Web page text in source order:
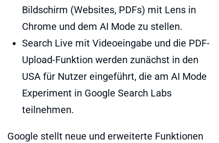
Bildschirm (Websites, PDFs) mit Lens in
Chrome und dem AI Mode zu stellen.
Search Live mit Videoeingabe und die PDF-
Upload-Funktion werden zunächst in den
USA für Nutzer eingeführt, die am AI Mode
Experiment in Google Search Labs
teilnehmen.
Google stellt neue und erweiterte Funktionen